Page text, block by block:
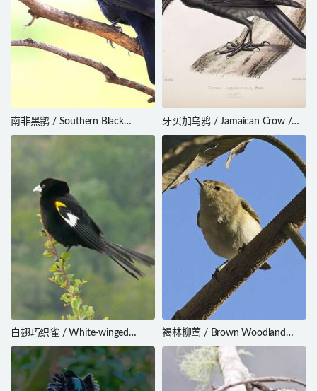
南非黑鹟 / Southern Black
Flycatcher / Melaenornis
pammelaina
牙买加乌鸦 / Jamaican Crow /
Corvus jamaicensis
白翅巧织雀 / White-winged
Widowbird / Euplectes
albonotatus
褐林柳莺 / Brown Woodland
Warbler / Phylloscopus
umbrovirens